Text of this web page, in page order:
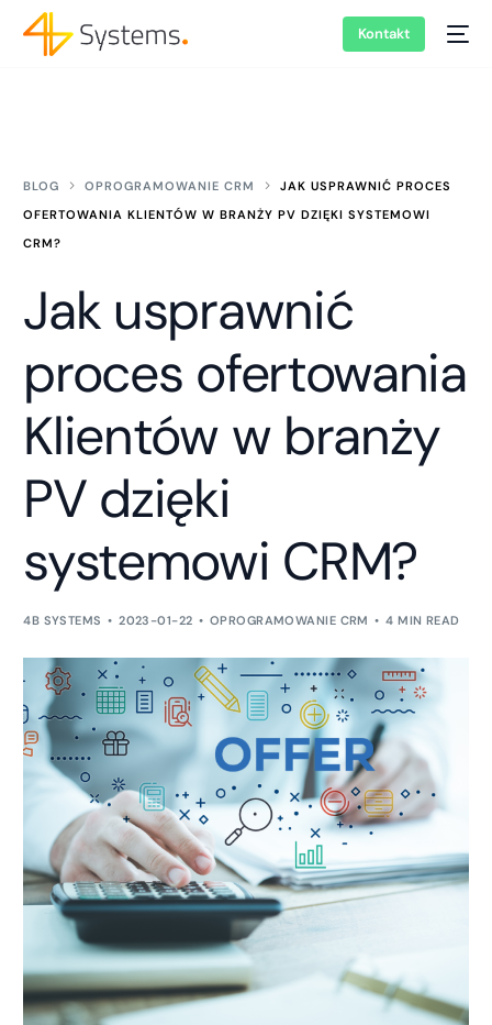
Kontakt
BLOG OPROGRAMOWANIE CRM
JAK USPRAWNIĆ PROCES
OFERTOWANIA KLIENTÓW W BRANŻY PV DZIĘKI SYSTEMOWI
CRM?
Jak usprawnić
proces ofertowania
Klientów w branży
PV dzięki
systemowi CRM?
4B SYSTEMS 2023-01-22 OPROGRAMOWANIE CRM 4 MIN READ